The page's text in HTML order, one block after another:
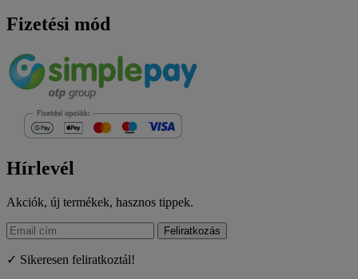
Fizetési mód
Hírlevél
Akciók, új termékek, hasznos tippek.
Feliratkozás
✓ Sikeresen feliratkoztál!